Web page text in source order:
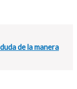
de la manera